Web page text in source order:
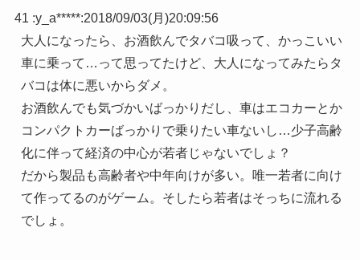
41 :y_a*****:2018/09/03(月)20:09:56
大人になったら、お酒飲んでタバコ吸って、かっこいい
車に乗って…って思ってたけど、大人になってみたらタ
バコは体に悪いからダメ。
お酒飲んでも気づかいばっかりだし、車はエコカーとか
コンパクトカーばっかりで乗りたい車ないし…少子高齢
化に伴って経済の中心が若者じゃないでしょ？
だから製品も高齢者や中年向けが多い。唯一若者に向け
て作ってるのがゲーム。そしたら若者はそっちに流れる
でしょ。